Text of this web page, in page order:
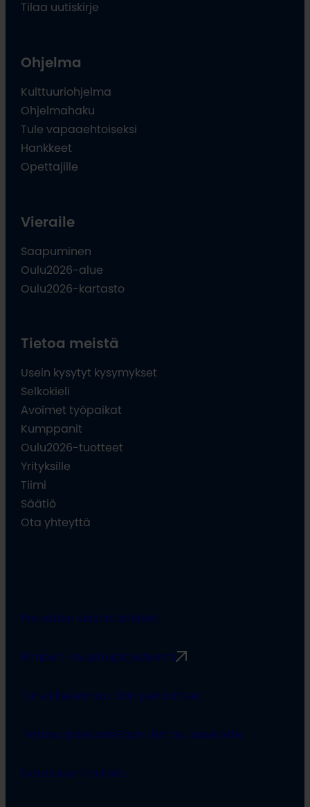
Tilaa uutiskirje
Ohjelma
Kulttuuriohjelma
Ohjelmahaku
Tule vapaaehtoiseksi
Hankkeet
Opettajille
Vieraile
Saapuminen
Oulu2026-alue
Oulu2026-kartasto
Tietoa meistä
Usein kysytyt kysymykset
Selkokieli
Avoimet työpaikat
Kumppanit
Oulu2026-tuotteet
Yrityksille
Tiimi
Säätiö
Ota yhteyttä
Projektien viestintäohjeet
Rimbert-avustusjärjestelmä
Turvallisemman tilan periaatteet
TietosuojaselosteSaavutettavuusseloste
Evästeiden hallinta